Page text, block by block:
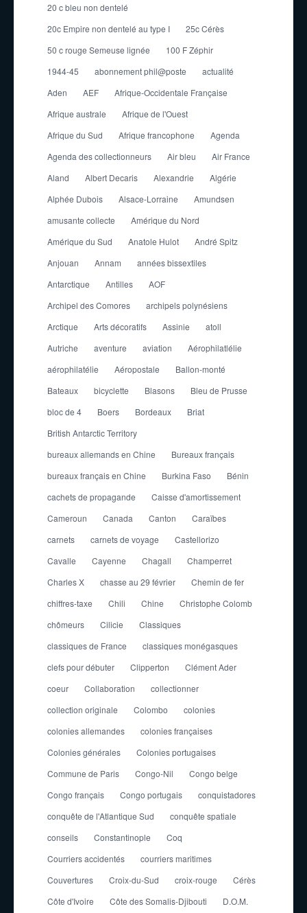
20 c bleu non dentelé
20c Empire non dentelé au type I
25c Cérès
50 c rouge Semeuse lignée
100 F Zéphir
1944-45
abonnement phil@poste
actualité
Aden
AEF
Afrique-Occidentale Française
Afrique australe
Afrique de l'Ouest
Afrique du Sud
Afrique francophone
Agenda
Agenda des collectionneurs
Air bleu
Air France
Aland
Albert Decaris Alexandrie
Algérie
Alphée Dubois
Alsace-Lorraine
Amundsen
amusante collecte
Amérique du Nord
Amérique du Sud
Anatole Hulot
André Spitz
Anjouan
Annam
années bissextiles
Antarctique
Antilles
AOF
Archipel des Comores
archipels polynésiens
Arctique
Arts décoratifs Assinie
atoll
Autriche
aventure aviation
Aérophilatlélie
aérophilatélie
Aéropostale
Ballon-monté
Bateaux
bicyclette Blasons
Bleu de Prusse
bloc de 4
Boers Bordeaux
Briat
British Antarctic Territory
bureaux allemands en Chine
Bureaux français
bureaux français en Chine
Burkina Faso
Bénin
cachets de propagande
Caisse d'amortissement
Cameroun
Canada Canton
Caraïbes
carnets
carnets de voyage
Castellorizo
Cavalle
Cayenne Chagall
Champerret
Charles X
chasse au 29 février
Chemin de fer
chiffres-taxe
Chili Chine
Christophe Colomb
chômeurs
Cilicie
Classiques
classiques de France
classiques monégasques
clefs pour débuter
Clipperton
Clément Ader
coeur
Collaboration
collectionner
collection originale
Colombo
colonies
colonies allemandes
colonies françaises
Colonies générales
Colonies portugaises
Commune de Paris
Congo-Nil
Congo belge
Congo français
Congo portugais
conquistadores
conquête de l'Atlantique Sud
conquête spatiale
conseils
Constantinople
Coq
Courriers accidentés
courriers maritimes
Couvertures
Croix-du-Sud croix-rouge
Cérès
Côte d'Ivoire
Côte des Somalis-Djibouti
D.O.M.